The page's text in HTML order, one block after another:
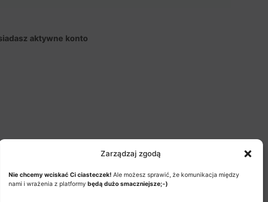
Zarządzaj zgodą
Nie chcemy wciskać Ci ciasteczek! Ale możesz sprawić, że komunikacja między
nami i wrażenia z platformy będą dużo smaczniejsze;-)
aktywne konto